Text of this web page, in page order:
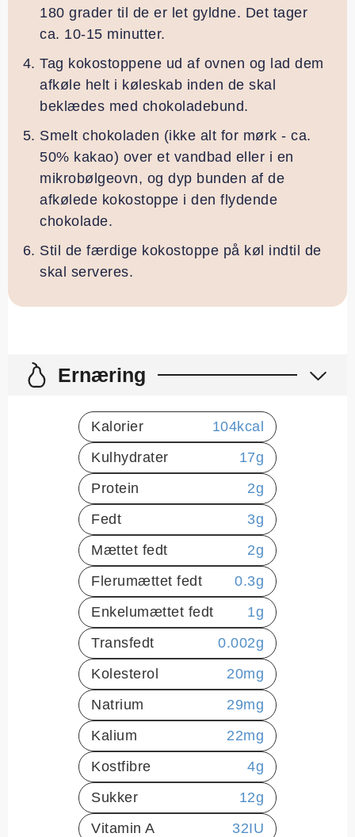
180 grader til de er let gyldne. Det tager
ca. 10-15 minutter.
Tag kokostoppene ud af ovnen og lad dem
afkøle helt i køleskab inden de skal
beklædes med chokoladebund.
Smelt chokoladen (ikke alt for mørk - ca.
50% kakao) over et vandbad eller i en
mikrobølgeovn, og dyp bunden af de
afkølede kokostoppe i den flydende
chokolade.
Stil de færdige kokostoppe på køl indtil de
skal serveres.
Ernæring
Kalorier 104kcal
Kulhydrater
17g
Protein
2g
Fedt
3g
Mættet fedt
2g
Flerumættet fedt
0.3g
Enkelumættet fedt
1g
Transfedt
0.002g
Kolesterol
20mg
Natrium
29mg
Kalium
22mg
Kostfibre
4g
Sukker
12g
Vitamin A
32IU